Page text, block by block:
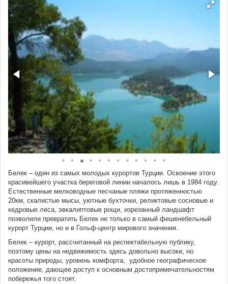
Белек – один из самых молодых курортов Турции. Освоение этого
красивейшего участка береговой линии началось лишь в 1984 году.
Естественные мелководные песчаные пляжи протяженностью
20км, скалистые мысы, уютные бухточки, реликтовые сосновые и
кедровые леса, эвкалиптовые рощи, изрезанный ландшафт
позволили превратить Белек не только в самый фешенебельный
курорт Турции, но и в Гольф-центр мирового значения.
Белек – курорт, рассчитанный на респектабельную публику,
поэтому цены на недвижимость здесь довольно высоки, но
красоты природы, уровень комфорта, удобное географическое
положение, дающее доступ к основным достопримечательностям
побережья того стоят.